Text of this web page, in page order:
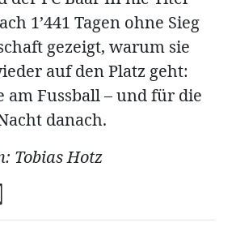
1’441 Tagen ohne Sieg
gezeigt, warum sie
auf den Platz geht:
am Fussball – und für die
danach.
Tobias Hotz